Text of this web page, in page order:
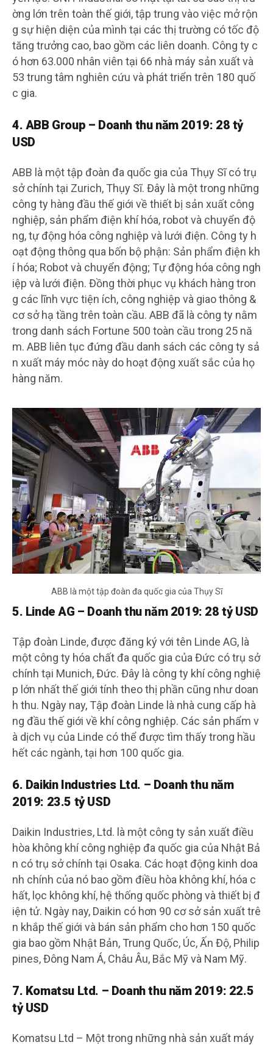
ờng lớn trên toàn thế giới, tập trung vào việc mở rộn
g sự hiện diện của mình tại các thị trường có tốc độ
tăng trưởng cao, bao gồm các liên doanh. Công ty c
ó hơn 63.000 nhân viên tại 66 nhà máy sản xuất và
53 trung tâm nghiên cứu và phát triển trên 180 quố
c gia.
4. ABB Group – Doanh thu năm 2019: 28 tỷ
USD
ABB là một tập đoàn đa quốc gia của Thụy Sĩ có trụ
sở chính tại Zurich, Thụy Sĩ. Đây là một trong những
công ty hàng đầu thế giới về thiết bị sản xuất công
nghiệp, sản phẩm điện khí hóa, robot và chuyển độ
ng, tự động hóa công nghiệp và lưới điện. Công ty h
oạt động thông qua bốn bộ phận: Sản phẩm điện kh
í hóa; Robot và chuyển động; Tự động hóa công ngh
iệp và lưới điện. Đồng thời phục vụ khách hàng tron
g các lĩnh vực tiện ích, công nghiệp và giao thông &
cơ sở hạ tầng trên toàn cầu. ABB đã là công ty nằm
trong danh sách Fortune 500 toàn cầu trong 25 nă
m. ABB liên tục đứng đầu danh sách các công ty sả
n xuất máy móc này do hoạt động xuất sắc của họ
hàng năm.
ABB là một tập đoàn đa quốc gia của Thụy Sĩ
5. Linde AG – Doanh thu năm 2019: 28 tỷ USD
Tập đoàn Linde, được đăng ký với tên Linde AG, là
một công ty hóa chất đa quốc gia của Đức có trụ sở
chính tại Munich, Đức. Đây là công ty khí công nghiệ
p lớn nhất thế giới tính theo thị phần cũng như doan
h thu. Ngày nay, Tập đoàn Linde là nhà cung cấp hà
ng đầu thế giới về khí công nghiệp. Các sản phẩm v
à dịch vụ của Linde có thể được tìm thấy trong hầu
hết các ngành, tại hơn 100 quốc gia.
6. Daikin Industries Ltd. – Doanh thu năm
2019: 23.5 tỷ USD
Daikin Industries, Ltd. là một công ty sản xuất điều
hòa không khí công nghiệp đa quốc gia của Nhật Bả
n có trụ sở chính tại Osaka. Các hoạt động kinh doa
nh chính của nó bao gồm điều hòa không khí, hóa c
hất, lọc không khí, hệ thống quốc phòng và thiết bị đ
iện tử. Ngày nay, Daikin có hơn 90 cơ sở sản xuất trê
n khắp thế giới và bán sản phẩm cho hơn 150 quốc
gia bao gồm Nhật Bản, Trung Quốc, Úc, Ấn Độ, Philip
pines, Đông Nam Á, Châu Âu, Bắc Mỹ và Nam Mỹ.
7. Komatsu Ltd. – Doanh thu năm 2019: 22.5
tỷ USD
Komatsu Ltd – Một trong những nhà sản xuất máy